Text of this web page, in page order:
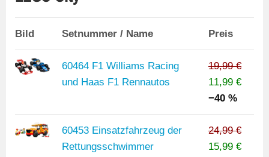
Bild Setnummer / Name Preis
60464 F1 Williams Racing
und Haas F1 Rennautos
19,99 €
11,99 €
−40 %
60453 Einsatzfahrzeug der
Rettungsschwimmer
24,99 €
15,99 €